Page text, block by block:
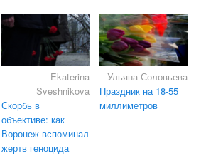
Ekaterina
Sveshnikova
Скорбь в
объективе: как
Воронеж вспоминал
жертв геноцида
Ульяна Соловьева
Праздник на 18-55
миллиметров